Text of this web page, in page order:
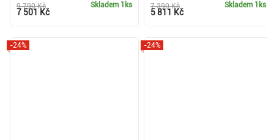
Skladem 1ks
9 790 Kč
7 501 Kč
Skladem 1ks
7 390 Kč
5 811 Kč
-24% -24%